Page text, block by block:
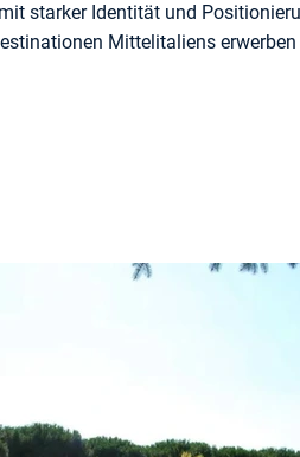
starker Identität und
Mittelitaliens